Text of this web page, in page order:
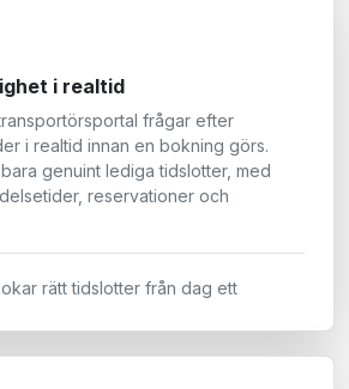
i realtid
frågar efter
i realtid innan en bokning görs.
genuint lediga tidslotter, med
reservationer och
rätt tidslotter från dag ett